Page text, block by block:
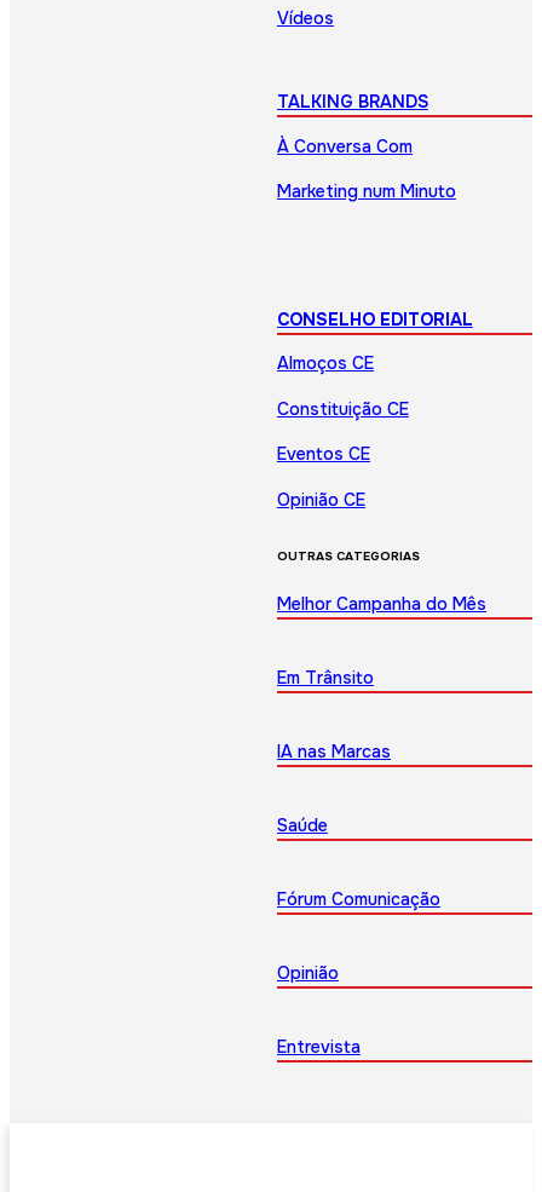
Vídeos
TALKING BRANDS
À Conversa Com
Marketing num Minuto
CONSELHO EDITORIAL
Almoços CE
Constituição CE
Eventos CE
Opinião CE
OUTRAS CATEGORIAS
Melhor Campanha do Mês
Em Trânsito
IA nas Marcas
Saúde
Fórum Comunicação
Opinião
Entrevista